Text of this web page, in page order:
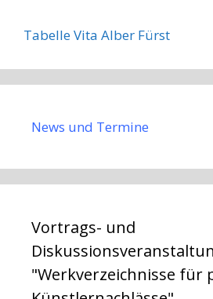
Tabelle Vita Alber Fürst
News und Termine
Vortrags- und
"Werkverzeichnisse für